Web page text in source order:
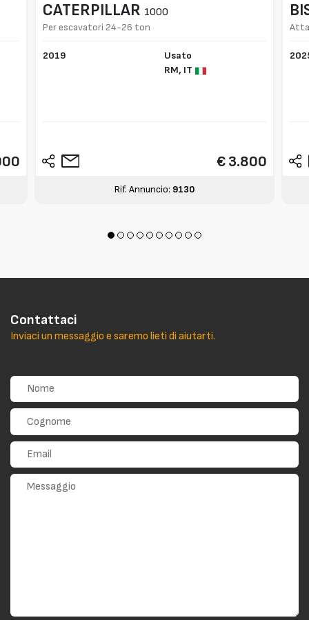
CATERPILLAR 1000
Per escavatori 24-26 ton
2019
Usato
RM, IT
€ 3.800
Rif. Annuncio: 9130
Contattaci
Inviaci un messaggio e saremo lieti di aiutarti.